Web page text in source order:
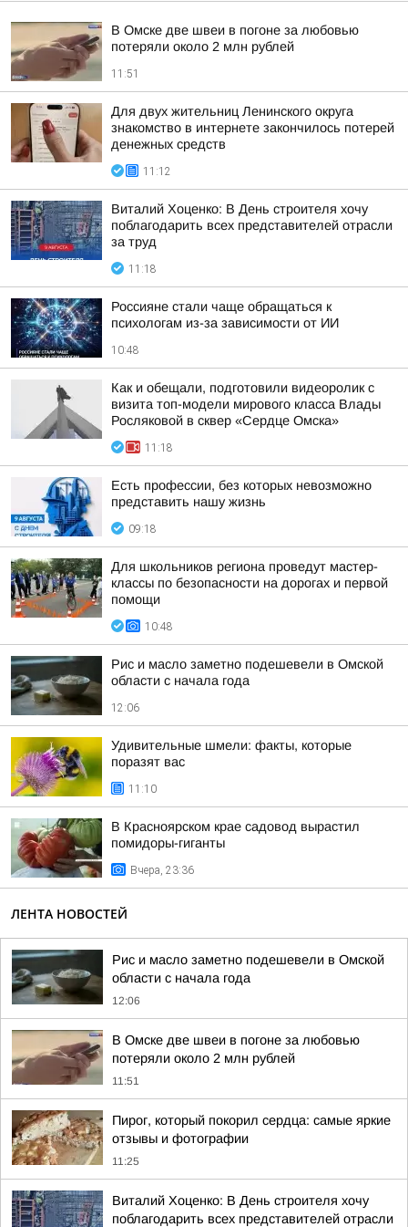
В Омске две швеи в погоне за любовью
потеряли около 2 млн рублей
11:51
Для двух жительниц Ленинского округа
знакомство в интернете закончилось потерей
денежных средств
11:12
Виталий Хоценко: В День строителя хочу
поблагодарить всех представителей отрасли
за труд
11:18
Россияне стали чаще обращаться к
психологам из-за зависимости от ИИ
10:48
Как и обещали, подготовили видеоролик с
визита топ-модели мирового класса Влады
Росляковой в сквер «Сердце Омска»
11:18
Есть профессии, без которых невозможно
представить нашу жизнь
09:18
Для школьников региона проведут мастер-
классы по безопасности на дорогах и первой
помощи
10:48
Рис и масло заметно подешевели в Омской
области с начала года
12:06
Удивительные шмели: факты, которые
поразят вас
11:10
В Красноярском крае садовод вырастил
помидоры-гиганты
Вчера, 23:36
ЛЕНТА НОВОСТЕЙ
Рис и масло заметно подешевели в Омской
области с начала года
12:06
В Омске две швеи в погоне за любовью
потеряли около 2 млн рублей
11:51
Пирог, который покорил сердца: самые яркие
отзывы и фотографии
11:25
Виталий Хоценко: В День строителя хочу
поблагодарить всех представителей отрасли